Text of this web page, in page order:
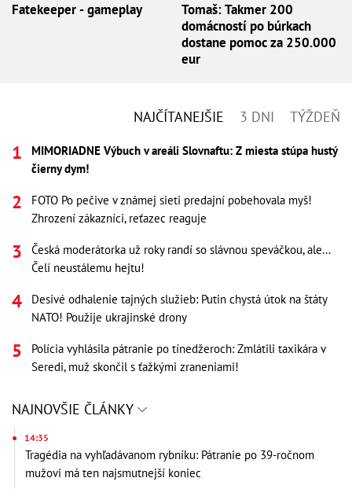
Fatekeeper - gameplay
Tomaš: Takmer 200
domácností po búrkach
dostane pomoc za 250.000
eur
NAJČÍTANEJŠIE 3 DNI TÝŽDEŇ
MIMORIADNE Výbuch v areáli Slovnaftu: Z miesta stúpa hustý
čierny dym!
FOTO Po pečive v známej sieti predajní pobehovala myš!
Zhrození zákazníci, reťazec reaguje
Česká moderátorka už roky randí so slávnou speváčkou, ale...
Čelí neustálemu hejtu!
Desivé odhalenie tajných služieb: Putin chystá útok na štáty
NATO! Použije ukrajinské drony
Polícia vyhlásila pátranie po tínedžeroch: Zmlátili taxikára v
Seredi, muž skončil s ťažkými zraneniami!
NAJNOVŠIE ČLÁNKY
14:35
Tragédia na vyhľadávanom rybníku: Pátranie po 39-ročnom
mužovi má ten najsmutnejší koniec